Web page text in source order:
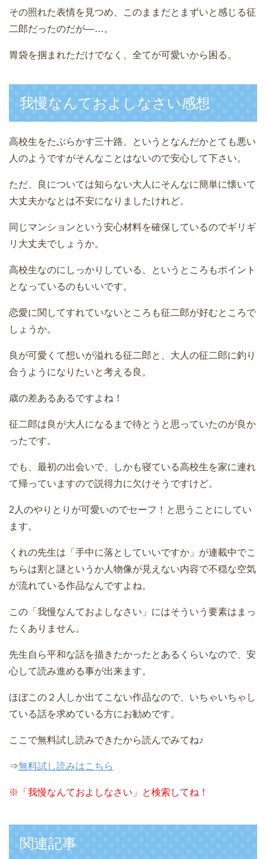
その照れた表情を見つめ、このままだとまずいと感じる征
二郎だったのだが―…。
胃袋を掴まれただけでなく、全てが可愛いから困る。
我慢なんておよしなさい感想
高校生をたぶらかす三十路、というとなんだかとても悪い
人のようですがそんなことはないので安心して下さい。
ただ、良については知らない大人にそんなに簡単に懐いて
大丈夫かなとは不安になりましたけれど。
同じマンションという安心材料を確保しているのでギリギ
リ大丈夫でしょうか。
高校生なのにしっかりしている、というところもポイント
となっているのもいいです。
恋愛に関してすれていないところも征二郎が好むところで
しょうか。
良が可愛くて想いが溢れる征二郎と、大人の征二郎に釣り
合うようになりたいと考える良。
歳の差あるあるですよね！
征二郎は良が大人になるまで待とうと思っていたのが良か
ったです。
でも、最初の出会いで、しかも寝ている高校生を家に連れ
て帰っていますので説得力に欠けそうですけど。
2人のやりとりが可愛いのでセーフ！と思うことにしてい
ます。
くれの先生は「手中に落としていいですか」が連載中でこ
ちらは割と謎というか人物像が見えない内容で不穏な空気
が流れている作品なんですよね。
この「我慢なんておよしなさい」にはそういう要素はまっ
たくありません。
先生自ら平和な話を描きたかったとあるくらいなので、安
心して読み進める事が出来ます。
ほぼこの２人しか出てこない作品なので、いちゃいちゃし
ている話を求めている方にお勧めです。
ここで無料試し読みできたから読んでみてね♪
⇒無料試し読みはこちら
※ 「我慢なんておよしなさい」と検索してね！
関連記事